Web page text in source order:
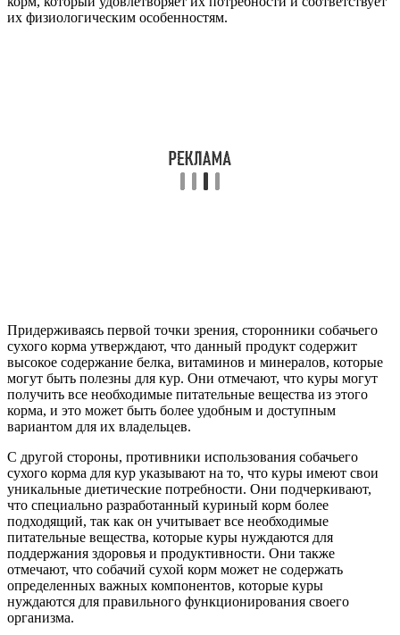
их физиологическим особенностям.
Придерживаясь первой точки зрения, сторонники собачьего
сухого корма утверждают, что данный продукт содержит
высокое содержание белка, витаминов и минералов, которые
могут быть полезны для кур. Они отмечают, что куры могут
получить все необходимые питательные вещества из этого
корма, и это может быть более удобным и доступным
вариантом для их владельцев.
С другой стороны, противники использования собачьего
сухого корма для кур указывают на то, что куры имеют свои
уникальные диетические потребности. Они подчеркивают,
что специально разработанный куриный корм более
подходящий, так как он учитывает все необходимые
питательные вещества, которые куры нуждаются для
поддержания здоровья и продуктивности. Они также
отмечают, что собачий сухой корм может не содержать
определенных важных компонентов, которые куры
нуждаются для правильного функционирования своего
организма.